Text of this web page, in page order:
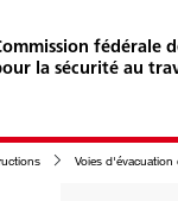
fédérale
la sécurité au
Voies d'évacuation dans les bâtiments et les